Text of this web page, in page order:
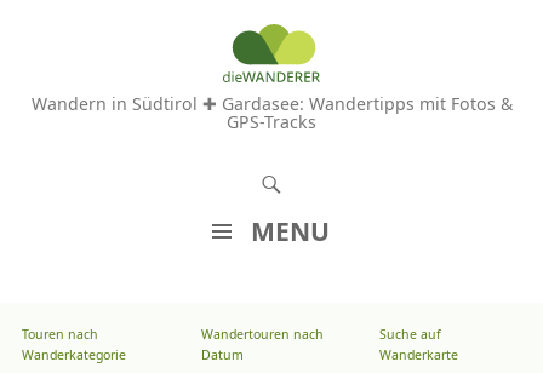
Wandern in Südtirol ✚ Gardasee: Wandertipps mit Fotos &
GPS-Tracks
MENU
M
Touren nach
Wanderkategorie
Wandertouren nach
Datum
Wandertouren
Suche auf
Wanderkarte